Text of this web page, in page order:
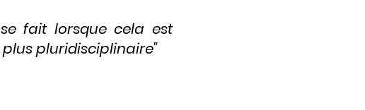
fait lorsque cela est
pluridisciplinaire"